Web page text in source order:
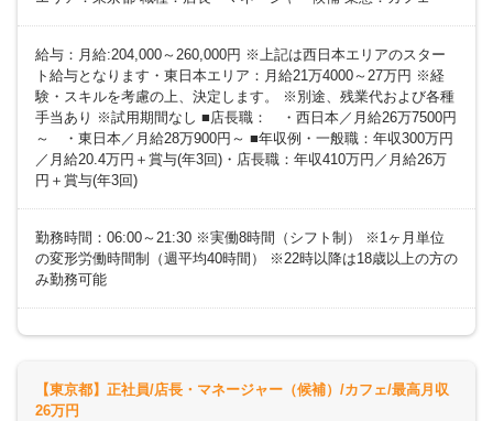
給与：月給:204,000～260,000円 ※上記は西日本エリアのスター
ト給与となります・東日本エリア：月給21万4000～27万円 ※経
験・スキルを考慮の上、決定します。 ※別途、残業代および各種
手当あり ※試用期間なし ■店長職： ・西日本／月給26万7500円
～ ・東日本／月給28万900円～ ■年収例・一般職：年収300万円
／月給20.4万円＋賞与(年3回)・店長職：年収410万円／月給26万
円＋賞与(年3回)
勤務時間：06:00～21:30 ※実働8時間（シフト制） ※1ヶ月単位
の変形労働時間制（週平均40時間） ※22時以降は18歳以上の方の
み勤務可能
【東京都】正社員/店長・マネージャー（候補）/カフェ/最高月収
26万円